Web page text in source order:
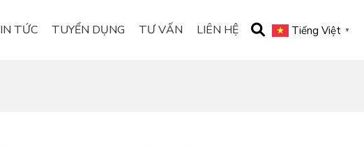
TỨC TUYỂN DỤNG TƯ VẤN LIÊN HỆ Tiếng Việt ▼